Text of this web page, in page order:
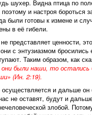
шухер. Видна птица по
и настроя бороться
были готовы к измене и
в её гибели.
представляет ценности,
с энтузиазмом бросились
Таким образом, как
были наши, то
(Ин. 2:19).
и дальше он
не оставят, будут и
злобой.